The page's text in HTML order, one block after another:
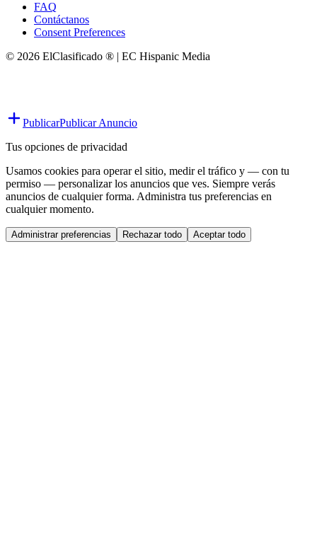
FAQ
Contáctanos
Consent Preferences
© 2026 ElClasificado ® | EC Hispanic Media
PublicarPublicar Anuncio
Tus opciones de privacidad
Usamos cookies para operar el sitio, medir el tráfico y — con tu
permiso — personalizar los anuncios que ves. Siempre verás
anuncios de cualquier forma. Administra tus preferencias en
cualquier momento.
Administrar preferencias Rechazar todo Aceptar todo